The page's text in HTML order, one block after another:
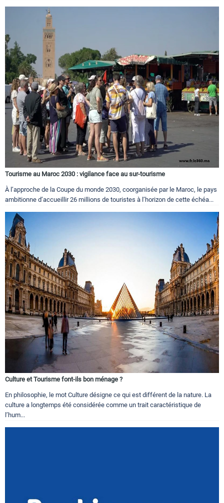
Tourisme au Maroc 2030 : vigilance face au sur-tourisme
À l’approche de la Coupe du monde 2030, coorganisée par le Maroc, le pays
ambitionne d’accueillir 26 millions de touristes à l’horizon de cette échéa...
Culture et Tourisme font-ils bon ménage ?
En philosophie, le mot Culture désigne ce qui est différent de la nature. La
culture a longtemps été considérée comme un trait caractéristique de
l’hum...